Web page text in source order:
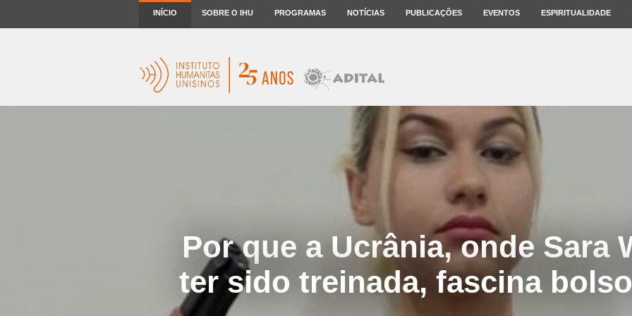
INÍCIO SOBRE O IHU PROGRAMAS NOTÍCIAS PUBLICAÇÕES EVENTOS ESPIRITUALIDADE
Por que a Ucrânia, onde Sara
ter sido treinada, fascina